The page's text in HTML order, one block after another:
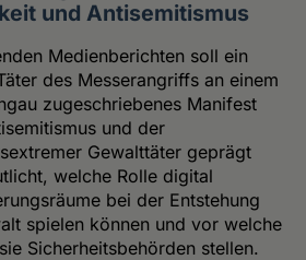
und Antisemitismus
Medienberichten soll ein
des Messerangriffs an einem
zugeschriebenes Manifest
und der
Gewalttäter geprägt
welche Rolle digital
bei der Entstehung
spielen können und vor welche
Sicherheitsbehörden stellen.